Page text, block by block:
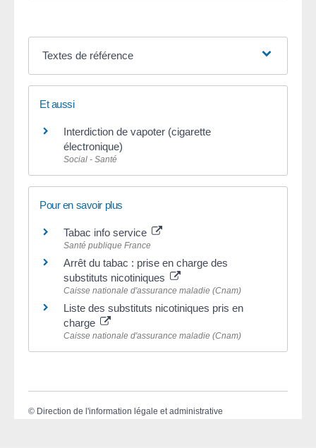
Textes de référence
Et aussi
Interdiction de vapoter (cigarette
électronique)
Social - Santé
Pour en savoir plus
Tabac info service
Santé publique France
Arrêt du tabac : prise en charge des
substituts nicotiniques
Caisse nationale d'assurance maladie (Cnam)
Liste des substituts nicotiniques pris en
charge
Caisse nationale d'assurance maladie (Cnam)
© Direction de l'information légale et administrative